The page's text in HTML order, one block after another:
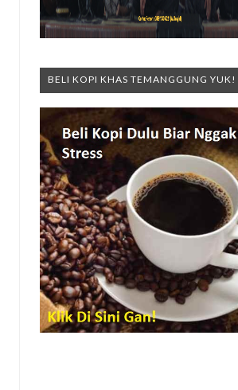
BELI KOPI KHAS TEMANGGUNG YUK!